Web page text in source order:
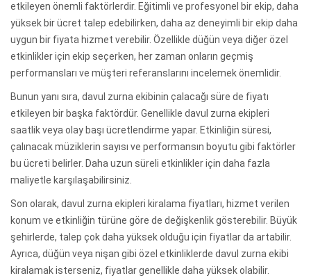
etkileyen önemli faktörlerdir. Eğitimli ve profesyonel bir ekip, daha
yüksek bir ücret talep edebilirken, daha az deneyimli bir ekip daha
uygun bir fiyata hizmet verebilir. Özellikle düğün veya diğer özel
etkinlikler için ekip seçerken, her zaman onların geçmiş
performansları ve müşteri referanslarını incelemek önemlidir.
Bunun yanı sıra, davul zurna ekibinin çalacağı süre de fiyatı
etkileyen bir başka faktördür. Genellikle davul zurna ekipleri
saatlik veya olay başı ücretlendirme yapar. Etkinliğin süresi,
çalınacak müziklerin sayısı ve performansın boyutu gibi faktörler
bu ücreti belirler. Daha uzun süreli etkinlikler için daha fazla
maliyetle karşılaşabilirsiniz.
Son olarak, davul zurna ekipleri kiralama fiyatları, hizmet verilen
konum ve etkinliğin türüne göre de değişkenlik gösterebilir. Büyük
şehirlerde, talep çok daha yüksek olduğu için fiyatlar da artabilir.
Ayrıca, düğün veya nişan gibi özel etkinliklerde davul zurna ekibi
kiralamak isterseniz, fiyatlar genellikle daha yüksek olabilir.